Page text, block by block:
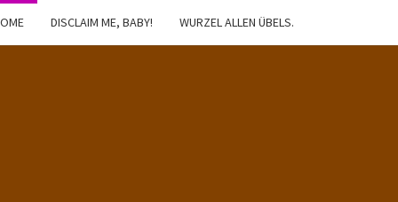
DISCLAIM ME, BABY! WURZEL ALLEN ÜBELS.